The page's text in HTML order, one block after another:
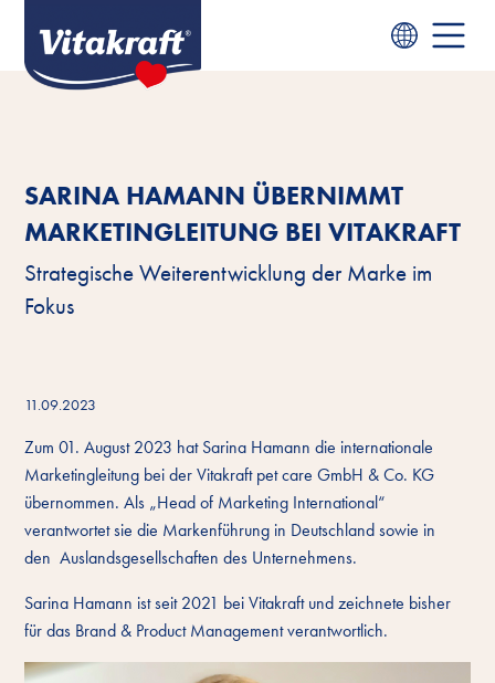
SARINA HAMANN ÜBERNIMMT
MARKETINGLEITUNG BEI VITAKRAFT
Strategische Weiterentwicklung der Marke im
Fokus
11.09.2023
Zum 01. August 2023 hat Sarina Hamann die internationale
Marketingleitung bei der Vitakraft pet care GmbH & Co. KG
übernommen. Als „Head of Marketing International“
verantwortet sie die Markenführung in Deutschland sowie in
den Auslandsgesellschaften des Unternehmens.
Sarina Hamann ist seit 2021 bei Vitakraft und zeichnete bisher
für das Brand & Product Management verantwortlich.